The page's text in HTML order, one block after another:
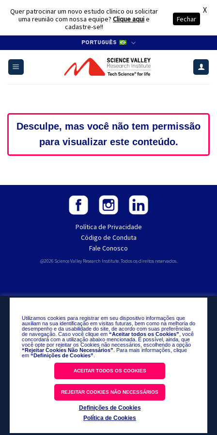
content
PORTUGUÊS
Desculpe, mas você não tem permissão
para visualizar este conteúdo.
Política de Privacidade
Código de Conduta
Fale Conosco
@2026 Science Valley Research Institute. Todos os direitos reservados.
Utilizamos cookies para registrar em seu dispositivo informações que
auxiliam na sua identificação em visitas futuras, bem como na melhoria do
desempenho e da usabilidade do site, de acordo com suas preferências
de navegação. Caso você clique em “Aceitar todos os Cookies” , você
concordará com a utilização abaixo mencionada. É possível, ainda, que
você opte por rejeitar os Cookies não necessários, escolhendo a opção
“Rejeitar Cookies Não Necessários” . Para mais informações, clique
em “Definições de Cookies”
ACEITAR TODOS OS COOKIES
REJEITAR COOKIES NÃO NECESSÁRIOS
Definições de Cookies
Política de Cookies
Quer patrocinar um novo estudo clínico ou solicitar
uma reunião com nossa equipe? Clique aquie
cadastre-se!!
Fechar
X